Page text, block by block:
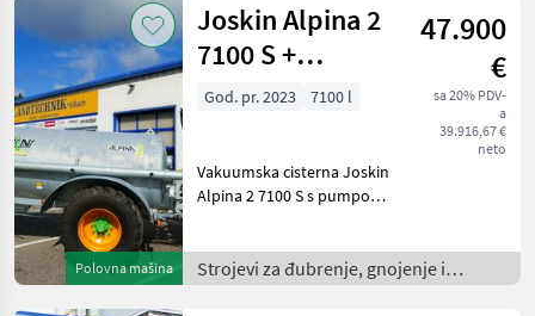
sustavom, hladnjako
Polovna mašina
Joskin Alpina 2
7100 S +
razdjelnik
7,5 m
47.900
€
sa 20% PDV-
a
39.916,67 €
neto
God. pr. 2023 7100 l
Vakuumska cisterna Joskin
Alpina 2 7100 S s pumpom
(radna širina 7, 5 m),
hidraulički sklopiva,
Strojevi za đubrenje, gnojenje i
navodnjavanje /